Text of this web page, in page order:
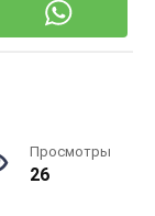
Просмотры
26